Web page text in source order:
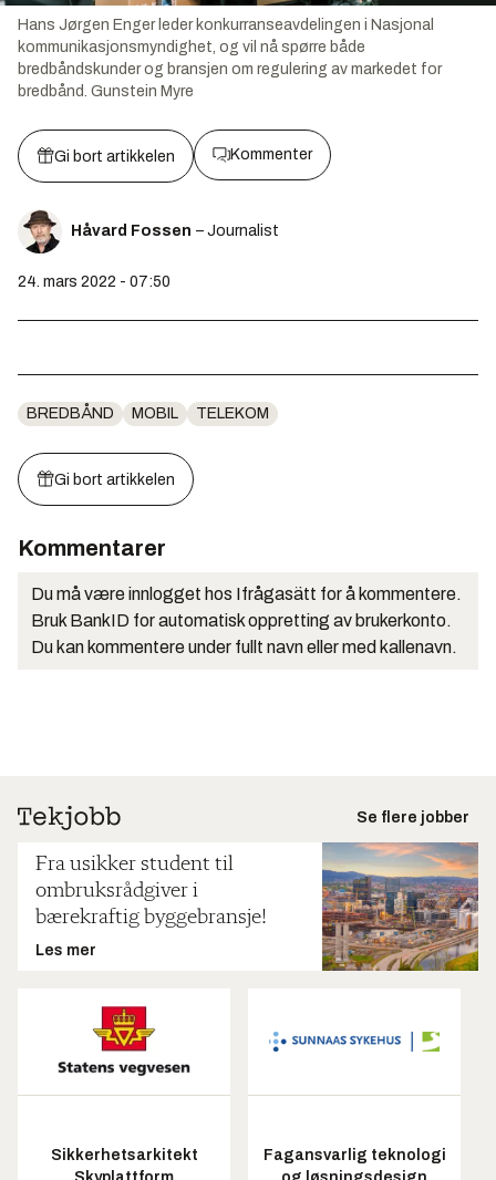
Hans Jørgen Enger leder konkurranseavdelingen i Nasjonal
kommunikasjonsmyndighet, og vil nå spørre både
bredbåndskunder og bransjen om regulering av markedet for
bredbånd. Gunstein Myre
Gi bort artikkelen Kommenter
Håvard Fossen – Journalist
24. mars 2022 - 07:50
BREDBÅND MOBIL TELEKOM
Gi bort artikkelen
Kommentarer
Du må være innlogget hos Ifrågasätt for å kommentere.
Bruk BankID for automatisk oppretting av brukerkonto.
Du kan kommentere under fullt navn eller med kallenavn.
Se flere jobber
Fra usikker student til
ombruksrådgiver i
bærekraftig byggebransje!
Les mer
Sikkerhetsarkitekt
Fagansvarlig teknologi